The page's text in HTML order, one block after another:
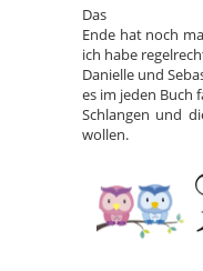
Das
Ende hat noch
ich habe
Danielle und
es im jeden Buch
Schlangen und
wollen.